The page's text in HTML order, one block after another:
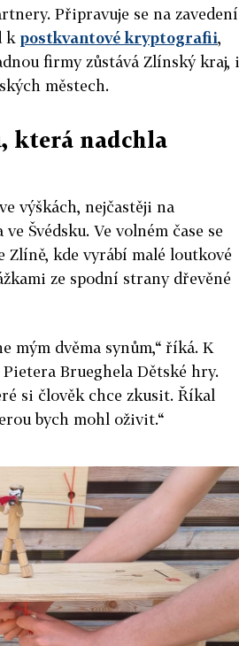
Připravuje se na zavedení
k postkvantové kryptografii,
firmy zůstává Zlínský kraj, i
městech.
která nadchla
výškách, nejčastěji na
Švédsku. Ve volném čase se
Zlíně, kde vyrábí malé loutkové
ze spodní strany dřevěné
mým dvěma synům,“ říká. K
Brueghela Dětské hry.
si člověk chce zkusit. Říkal
bych mohl oživit.“